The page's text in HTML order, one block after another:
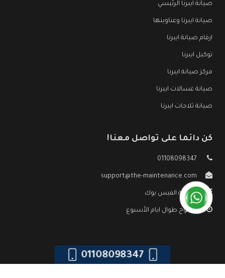
صيانة ايبرنا الرئيسي
صيانة ايبرنا وعناوينها
ارقام صيانة ايبرنا
توكيل ايبرنا
مركز صيانة ايبرنا
صيانة غسالات ايبرنا
صيانة ثلاجات ايبرنا
كن دائما على تواصل معنا!
01108098347
support@the-maintenance.com
صفحة الفيس بوك
مفتوح طوال ايام الأسبوع
01108098347